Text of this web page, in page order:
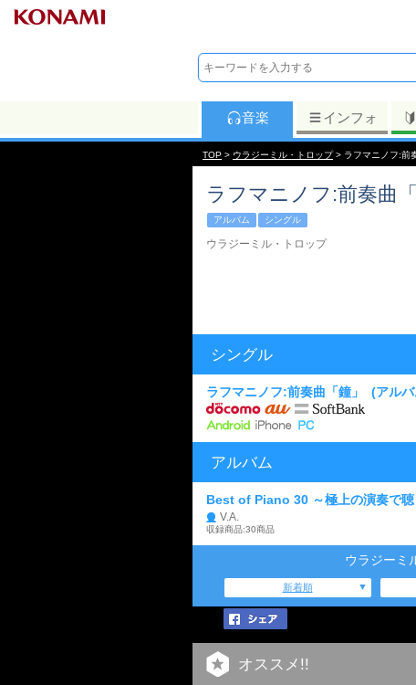
音楽 インフォ
TOP > ウラジーミル・トロップ> ラフマニノフ:前
ラフマニノフ:前奏曲「
アルバム シングル
ウラジーミル・トロップ
シングル
ラフマニノフ:前奏曲「鐘」 (アル
アルバム
Best of Piano 30 ～極上の演奏で聴
V.A.
収録商品:30商品
ウラジーミ
新着順
オススメ!!